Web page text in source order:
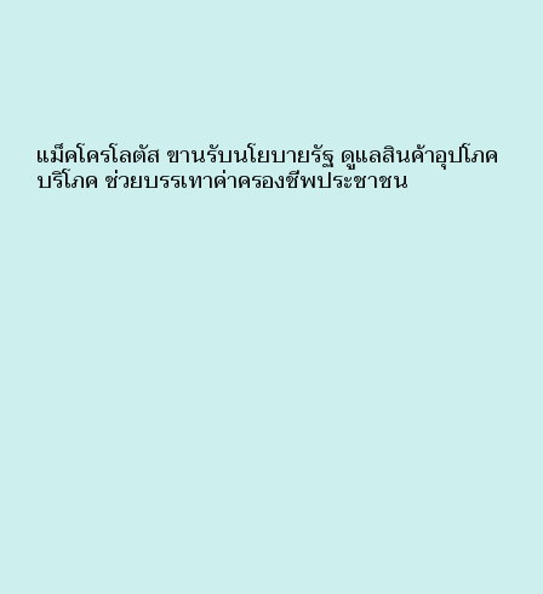
แม็คโครโลตัส ขานรับนโยบายรัฐ ดูแลสินค้าอุปโภค
บริโภค ช่วยบรรเทาค่าครองชีพประชาชน